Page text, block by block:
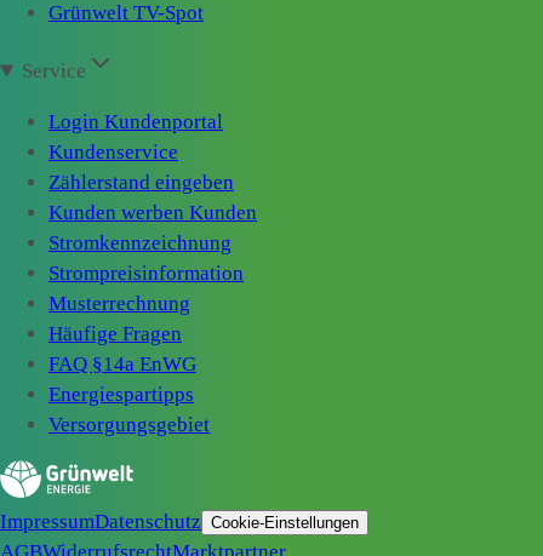
Grünwelt TV-Spot
Service
Login Kundenportal
Kundenservice
Zählerstand eingeben
Kunden werben Kunden
Stromkennzeichnung
Strompreisinformation
Musterrechnung
Häufige Fragen
FAQ §14a EnWG
Energiespartipps
Versorgungsgebiet
ImpressumDatenschutz Cookie-Einstellungen